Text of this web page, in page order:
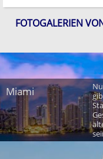
FOTOGALERIEN
Miami